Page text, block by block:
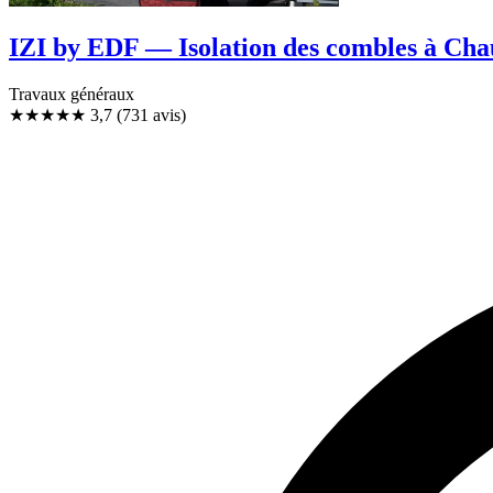
IZI by EDF — Isolation des combles à
Travaux généraux
★★★★★ 3,7 (731 avis)